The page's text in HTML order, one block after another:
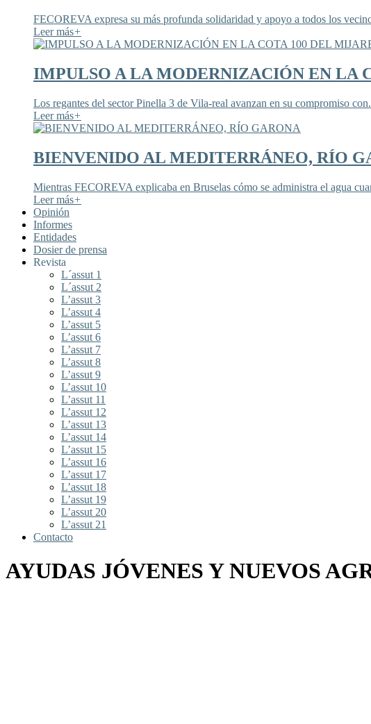
FECOREVA expresa su más profunda solidaridad y apoyo a todos los
Leer más+
IMPULSO A LA MODERNIZACIÓN EN LA
Los regantes del sector Pinella 3 de Vila-real avanzan en su compromiso
Leer más+
BIENVENIDO AL MEDITERRÁNEO, RÍO
Mientras FECOREVA explicaba en Bruselas cómo se administra el agua
Leer más+
Opinión
Informes
Entidades
Dosier de prensa
Revista
L´assut 1
L´assut 2
L’assut 3
L’assut 4
L’assut 5
L’assut 6
L’assut 7
L’assut 8
L’assut 9
L’assut 10
L’assut 11
L’assut 12
L’assut 13
L’assut 14
L’assut 15
L’assut 16
L’assut 17
L’assut 18
L’assut 19
L’assut 20
L’assut 21
Contacto
AYUDAS JÓVENES Y NUEVOS